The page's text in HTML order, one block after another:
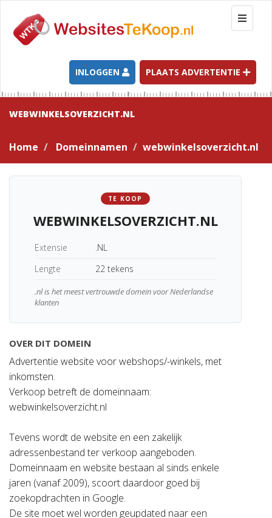
T
o
g
l
e
n
g
a
t
INLOGGEN PLAATS ADVERTENTIE
WEBWINKELSOVERZICHT.NL
Home Domeinnamen webwinkelsoverzicht.nl
TE KOOP
WEBWINKELSOVERZICHT.NL
Extensie
.NL
Lengte
22 tekens
.nl is het meest vertrouwde domein voor Nederlandse
klanten
OVER DIT DOMEIN
Advertentie website voor webshops/-winkels, met
inkomsten.
Verkoop betreft de domeinnaam:
webwinkelsoverzicht.nl
Tevens wordt de website en een zakelijk
adressenbestand ter verkoop aangeboden.
Domeinnaam en website bestaan al sinds enkele
jaren (vanaf 2009), scoort daardoor goed bij
zoekopdrachten in Google.
De site moet wel worden geupdated naar een